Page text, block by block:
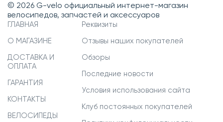
© 2026 G-velo официальный интернет-магазин
велосипедов, запчастей и аксессуаров
ГЛАВНАЯ
О МАГАЗИНЕ
ДОСТАВКА И
ОПЛАТА
ГАРАНТИЯ
КОНТАКТЫ
ВЕЛОСИПЕДЫ
Реквизиты
Отзывы наших покупателей
Обзоры
Последние новости
Условия использования сайта
Клуб постоянных покупателей